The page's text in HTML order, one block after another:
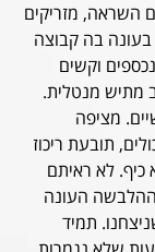
השראה, מזריקים
בה קבוצה
וקשים
מתיש מנטלית.
מציפה
תובעת ריכוז
לא ראיתם
ההלבשה העונה
תמיד